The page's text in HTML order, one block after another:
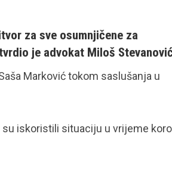
za sve osumnjičene za
je advokat Miloš
Marković tokom saslušanja u
iskoristili situaciju u vrijeme